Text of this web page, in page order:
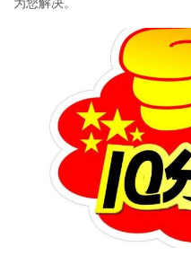
为您解决。